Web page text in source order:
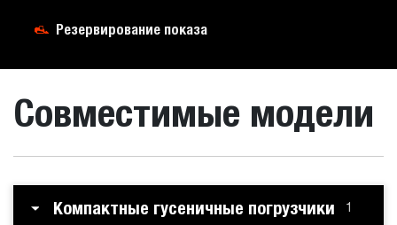
Резервирование показа
Совместимые модели
Компактные гусеничные погрузчики 1